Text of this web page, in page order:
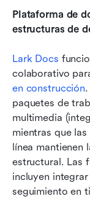
Plataforma de
estructuras de
Lark Docs
colaborativo
en construcción
paquetes de
multimedia
mientras que las
línea mantienen
estructural. Las
incluyen
seguimiento en